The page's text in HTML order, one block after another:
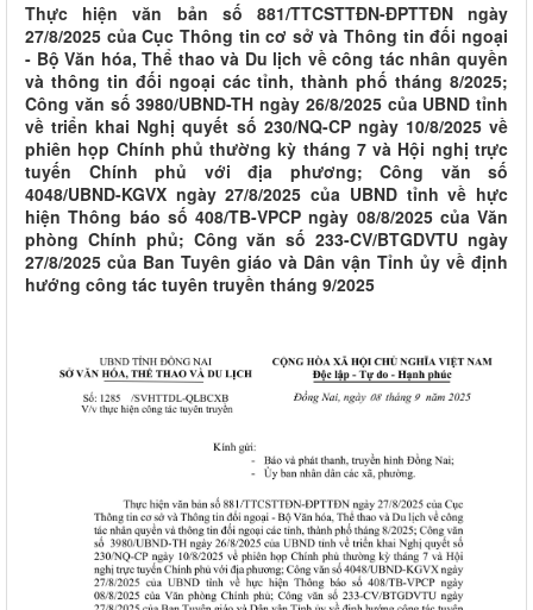
Thực hiện văn bản số 881/TTCSTTĐN-ĐPTTĐN ngày
27/8/2025 của Cục Thông tin cơ sở và Thông tin đối ngoại
- Bộ Văn hóa, Thể thao và Du lịch về công tác nhân quyền
và thông tin đối ngoại các tỉnh, thành phố tháng 8/2025;
Công văn số 3980/UBND-TH ngày 26/8/2025 của UBND tỉnh
về triển khai Nghị quyết số 230/NQ-CP ngày 10/8/2025 về
phiên họp Chính phủ thường kỳ tháng 7 và Hội nghị trực
tuyến Chính phủ với địa phương; Công văn số
4048/UBND-KGVX ngày 27/8/2025 của UBND tỉnh về hực
hiện Thông báo số 408/TB-VPCP ngày 08/8/2025 của Văn
phòng Chính phủ; Công văn số 233-CV/BTGDVTU ngày
27/8/2025 của Ban Tuyên giáo và Dân vận Tỉnh ủy về định
hướng công tác tuyên truyền tháng 9/2025